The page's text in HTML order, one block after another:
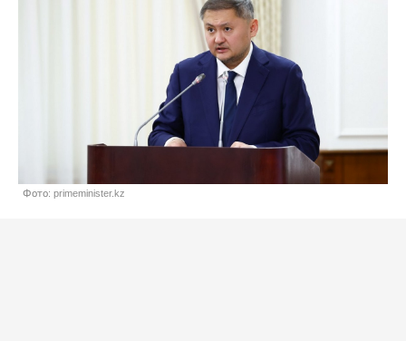
Фото: primeminister.kz